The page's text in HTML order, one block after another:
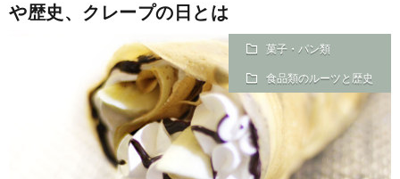
や歴史、クレープの日とは
菓子・パン類
食品類のルーツと歴史